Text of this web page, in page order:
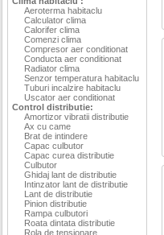
Aeroterma habitaclu
Calculator clima
Calorifer clima
Comenzi clima
Compresor aer conditionat
Conducta aer conditionat
Radiator clima
Senzor temperatura habitaclu
Tuburi incalzire habitaclu
Uscator aer conditionat
Control distributie:
Amortizor vibratii distributie
Ax cu came
Brat de intindere
Capac culbutor
Capac curea distributie
Culbutor
Ghidaj lant de distributie
Intinzator lant de distributie
Lant de distributie
Pinion distributie
Rampa culbutori
Roata dintata distributie
Rola de tensionare